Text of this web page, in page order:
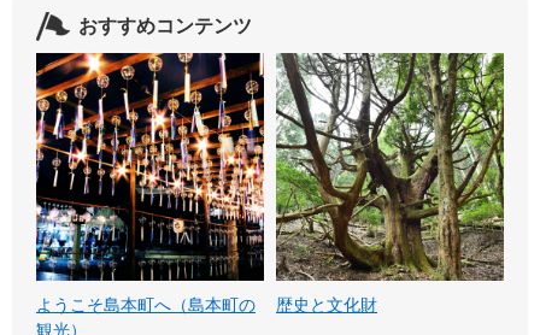
おすすめコンテンツ
ようこそ島本町へ（島本町の
観光）
歴史と文化財